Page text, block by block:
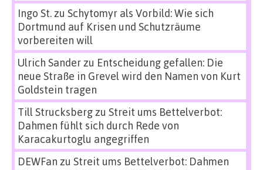
Ingo St.zu Schytomyr als Vorbild: Wie sich
Dortmund auf Krisen und Schutzräume
vorbereiten will
Ulrich Sanderzu Entscheidung gefallen: Die
neue Straße in Grevel wird den Namen von Kurt
Goldstein tragen
Till Strucksbergzu Streit ums Bettelverbot:
Dahmen fühlt sich durch Rede von
Karacakurtoglu angegriffen
DEWFan zu Streit ums Bettelverbot: Dahmen